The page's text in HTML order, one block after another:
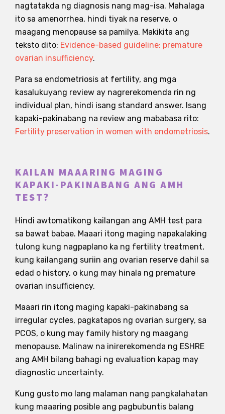
nagtatakda ng diagnosis nang mag-isa. Mahalaga
ito sa amenorrhea, hindi tiyak na reserve, o
maagang menopause sa pamilya. Makikita ang
teksto dito: Evidence-based guideline: premature
ovarian insufficiency.
Para sa endometriosis at fertility, ang mga
kasalukuyang review ay nagrerekomenda rin ng
individual plan, hindi isang standard answer. Isang
kapaki-pakinabang na review ang mababasa rito:
Fertility preservation in women with endometriosis.
KAILAN MAAARING MAGING
KAPAKI-PAKINABANG ANG AMH
TEST?
Hindi awtomatikong kailangan ang AMH test para
sa bawat babae. Maaari itong maging napakalaking
tulong kung nagpaplano ka ng fertility treatment,
kung kailangang suriin ang ovarian reserve dahil sa
edad o history, o kung may hinala ng premature
ovarian insufficiency.
Maaari rin itong maging kapaki-pakinabang sa
irregular cycles, pagkatapos ng ovarian surgery, sa
PCOS, o kung may family history ng maagang
menopause. Malinaw na inirerekomenda ng ESHRE
ang AMH bilang bahagi ng evaluation kapag may
diagnostic uncertainty.
Kung gusto mo lang malaman nang pangkalahatan
kung maaaring posible ang pagbubuntis balang